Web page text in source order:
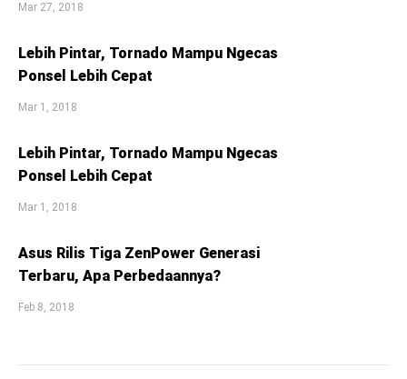
Mar 27, 2018
Lebih Pintar, Tornado Mampu Ngecas
Ponsel Lebih Cepat
Mar 1, 2018
Lebih Pintar, Tornado Mampu Ngecas
Ponsel Lebih Cepat
Mar 1, 2018
Asus Rilis Tiga ZenPower Generasi
Terbaru, Apa Perbedaannya?
Feb 8, 2018